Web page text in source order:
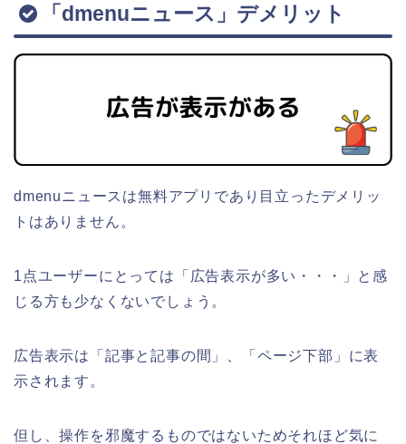
「dmenuニュース」デメリット
dmenuニュースは無料アプリであり目立ったデメリッ
トはありません。
1点ユーザーにとっては「広告表示が多い・・・」と感
じる方も少なくないでしょう。
広告表示は「記事と記事の間」、「ページ下部」に表
示されます。
但し、操作を邪魔するものではないためそれほど気に